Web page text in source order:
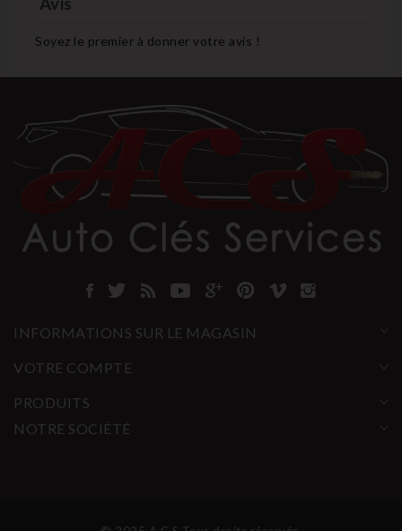
Soyez le premier à donner votre avis !
INFORMATIONS SUR LE MAGASIN
VOTRE COMPTE
PRODUITS
NOTRE SOCIÉTÉ